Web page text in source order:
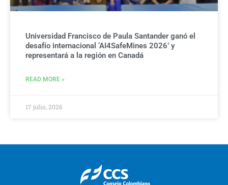
Universidad Francisco de Paula Santander ganó el
desafío internacional ‘AI4SafeMines 2026’ y
representará a la región en Canadá
READ MORE »
17 julio, 2026